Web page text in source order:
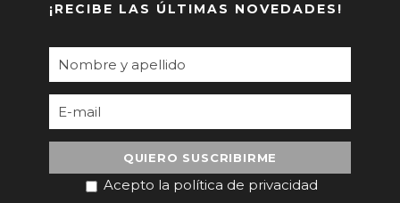
¡RECIBE LAS ÚLTIMAS NOVEDADES!
Acepto la política de privacidad